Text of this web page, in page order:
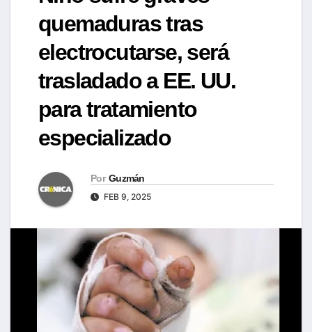
quemaduras tras
electrocutarse, será
trasladado a EE. UU.
para tratamiento
especializado
Por Guzmán
FEB 9, 2025